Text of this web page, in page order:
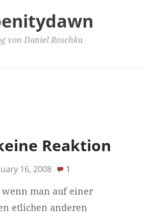
von Daniel Roschka
Reaktion
16, 2008 1
wenn man auf einer
etlichen anderen